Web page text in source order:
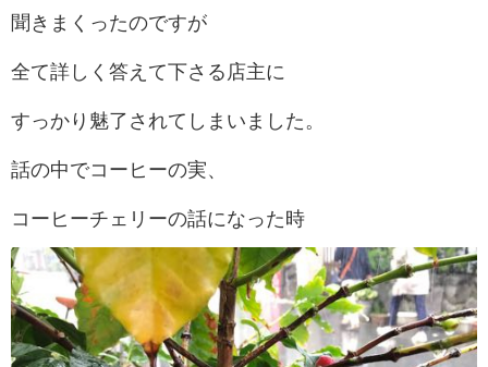
聞きまくったのですが
全て詳しく答えて下さる店主に
すっかり魅了されてしまいました。
話の中でコーヒーの実、
コーヒーチェリーの話になった時